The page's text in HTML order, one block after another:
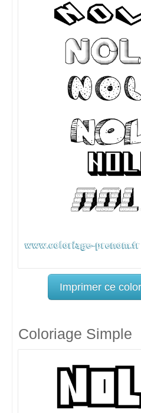
Imprimer ce
Coloriage Simple